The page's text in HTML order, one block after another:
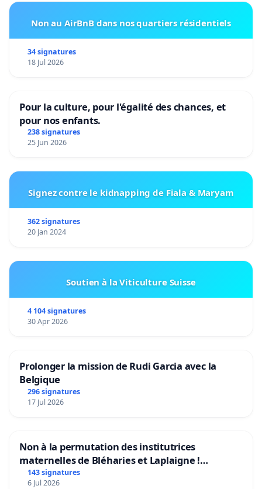
Anonyme. Plus de bus direct entre st lambert ou
indispensable. Ces déplacements sont d'utilité
publique.
Nos Revendications
Nous demandons une révision des horaires pour
optimiser les correspondances entre le tram et les
autres transports en commun.
Dialogue Ouvert :
Nous encourageons un dialogue ouvert entre les
décideurs, les résidents et les experts en mobilité
Conclusion
Non au AirBnB dans nos quartiers résidentiels
34 signatures
18 Jul 2026
Pour la culture, pour l'égalité des chances, et
pour nos enfants.
238 signatures
25 Jun 2026
Signez contre le kidnapping de Fiala & Maryam
362 signatures
20 Jan 2024
Soutien à la Viticulture Suisse
4 104 signatures
30 Apr 2026
Prolonger la mission de Rudi Garcia avec la
Belgique
296 signatures
17 Jul 2026
Non à la permutation des institutrices
maternelles de Bléharies et Laplaigne !
Préservons la stabilité de nos enfants.
143 signatures
6 Jul 2026